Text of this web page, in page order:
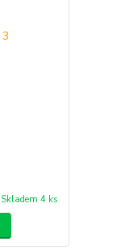
Skladem 4 ks